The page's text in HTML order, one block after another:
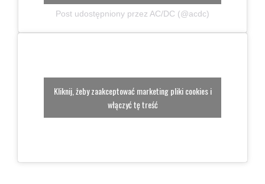
Post udostępniony przez AC/DC (@acdc)
Kliknij, żeby zaakceptować marketing pliki cookies i
włączyć tę treść